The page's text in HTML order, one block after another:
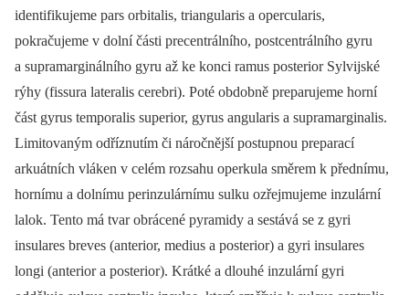
identifikujeme pars orbitalis, triangularis a opercularis,
pokračujeme v dolní části precentrálního, postcentrálního gyru
a supramarginálního gyru až ke konci ramus posterior Sylvijské
rýhy (fissura lateralis cerebri). Poté obdobně preparujeme horní
část gyrus temporalis superior, gyrus angularis a supramarginalis.
Limitovaným odříznutím či náročnější postupnou preparací
arkuátních vláken v celém rozsahu operkula směrem k přednímu,
hornímu a dolnímu perinzulárnímu sulku ozřejmujeme inzulární
lalok. Tento má tvar obrácené pyramidy a sestává se z gyri
insulares breves (anterior, medius a posterior) a gyri insulares
longi (anterior a posterior). Krátké a dlouhé inzulární gyri